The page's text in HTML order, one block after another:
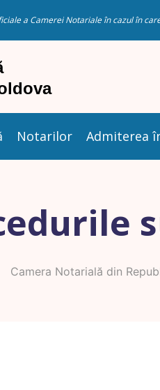
a Camerei Notariale în cazul în
Notarilor Admiterea
Camera Notarială din